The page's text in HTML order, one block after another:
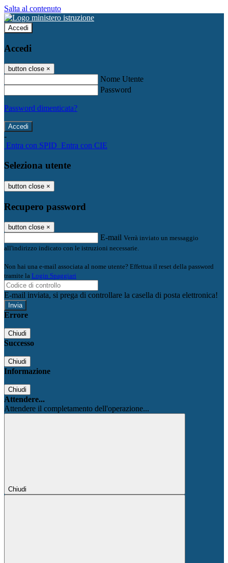
Salta al contenuto
Accedi
Accedi
button close ×
Nome Utente
Password
Password dimenticata?
-
Entra con SPID Entra con CIE
Seleziona utente
button close ×
Recupero password
button close ×
E-mail Verrà inviato un messaggio
all'indirizzo indicato con le istruzioni necessarie.
Non hai una e-mail associata al nome utente? Effettua il reset della password
tramite la Login Spaggiari
E-mail inviata, si prega di controllare la casella di posta elettronica!
Errore
Chiudi
Successo
Chiudi
Informazione
Chiudi
Attendere...
Attendere il completamento dell'operazione...
Chiudi